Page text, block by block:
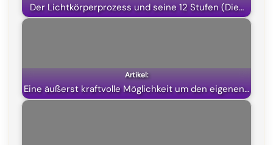
Der Lichtkörperprozess und seine 12 Stufen (Die…
Eine äußerst kraftvolle Möglichkeit um den eigenen…